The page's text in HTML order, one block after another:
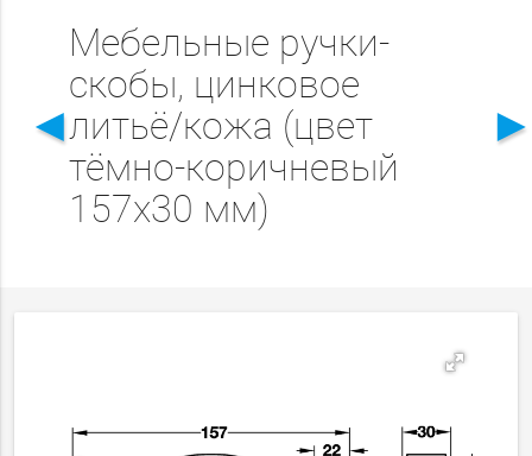
◄
Мебельные ручки-
скобы, цинковое
литьё/кожа (цвет
тёмно-коричневый
157x30 мм)